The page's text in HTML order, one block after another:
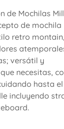
de Mochilas
de mochila
retro
versátil y
necesitas,
hasta el
incluyendo